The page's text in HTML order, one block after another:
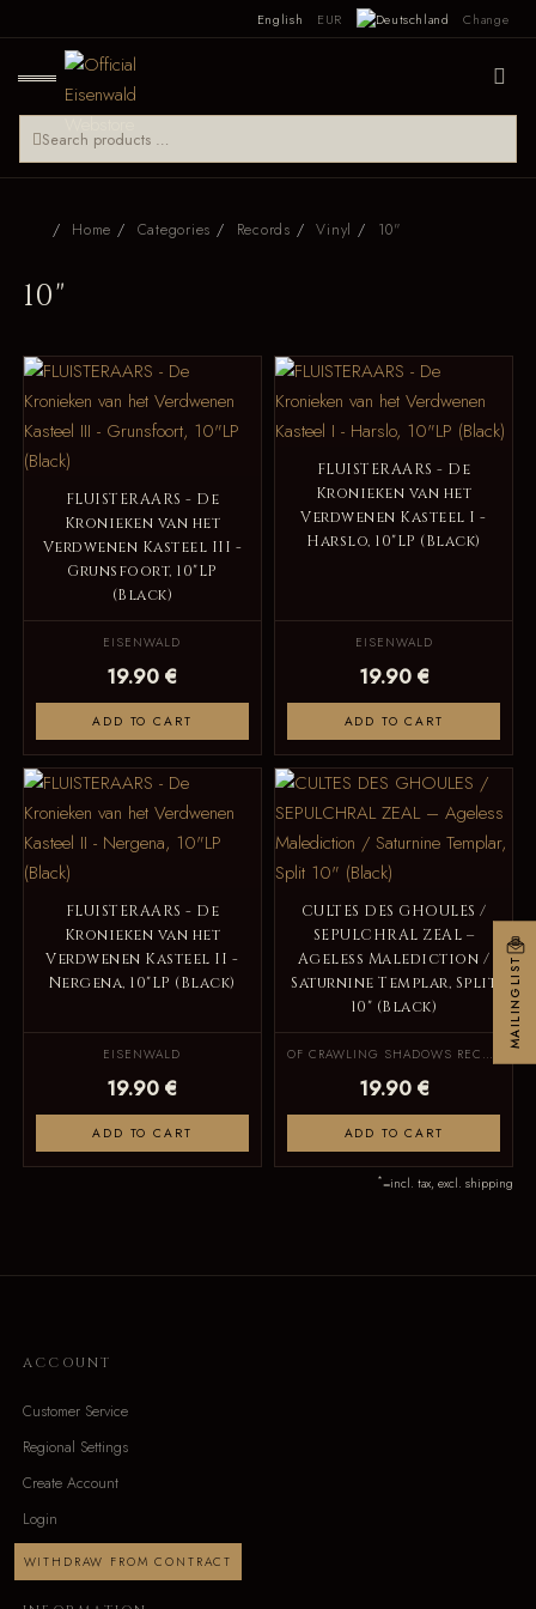
English EUR Change
Home Categories Records Vinyl 10"
10"
FLUISTERAARS - De
Kronieken van het
Verdwenen Kasteel III -
Grunsfoort, 10"LP
(Black)
EISENWALD
19.90 €
ADD TO CART
FLUISTERAARS - De
Kronieken van het
Verdwenen Kasteel I -
Harslo, 10"LP (Black)
EISENWALD
19.90 €
ADD TO CART
FLUISTERAARS - De
Kronieken van het
Verdwenen Kasteel II -
Nergena, 10"LP (Black)
EISENWALD
19.90 €
ADD TO CART
CULTES DES GHOULES /
SEPULCHRAL ZEAL –
Ageless Malediction /
Saturnine Templar, Split
10" (Black)
OF CRAWLING SHADOWS RECORDS
19.90 €
ADD TO CART
*=incl. tax, excl. shipping
ACCOUNT
Customer Service
Regional Settings
Create Account
Login
WITHDRAW FROM CONTRACT
MAILINGLIST